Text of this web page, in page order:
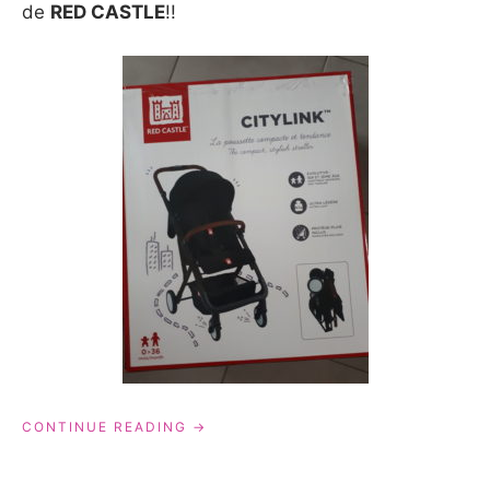
de RED CASTLE!!
CONTINUE READING « POUSSETTE